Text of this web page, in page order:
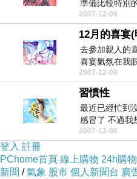
準備比較特別
2007-12-09
12月的喜宴
去參加親人的
喜宴氣氛在我
真的...
2007-12-08
習慣性
最近已經忙到
感冒了 不過我
畫畫都...
2007-12-06
登入 註冊
PChome首頁 線上購物 24h購物
新聞 /氣象 股市 個人新聞台 廣